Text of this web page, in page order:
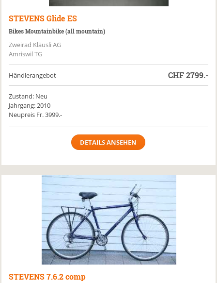
STEVENS Glide ES
Bikes Mountainbike (all mountain)
Zweirad Kläusli AG
Amriswil TG
Händlerangebot CHF2799.-
Zustand: Neu
Jahrgang: 2010
Neupreis Fr. 3999.-
DETAILS ANSEHEN
STEVENS 7.6.2 comp